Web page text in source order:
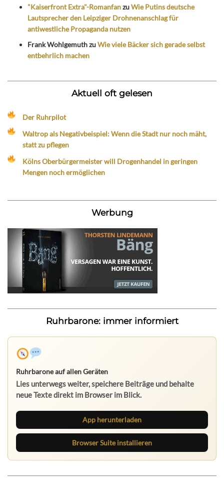
"Kaiserfront Extra"-RomanfanzuWie Putins deutsche
Lautsprecher den Leipziger Drohnenanschlag für
antiwestliche Propaganda nutzen
Frank WohlgemuthzuWie viele Bäcker sich gerade selbst
entbehrlich machen
Aktuell oft gelesen
Der Ruhrpilot
Waltrop als Negativbeispiel: Wenn die Stadt nur noch mäht,
statt zu pflegen
Kölns Oberbürgermeister will Drogenhandel in geringen
Mengen noch ermöglichen
Werbung
Ruhrbarone: immer informiert
Ruhrbarone auf allen Geräten
Lies unterwegs weiter, speichere Beiträge und behalte
neue Texte direkt im Browser im Blick.
App herunterladen
Browser Suite installieren